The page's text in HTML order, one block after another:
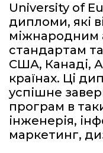
University of
дипломи, які
міжнародним
стандартам
США, Канаді,
країнах. Ці
успішне
програм в
інженерія,
маркетинг,